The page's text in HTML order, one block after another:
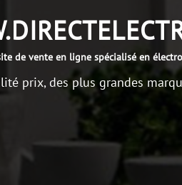
de vente en ligne spécialisé en
prix, des plus grandes